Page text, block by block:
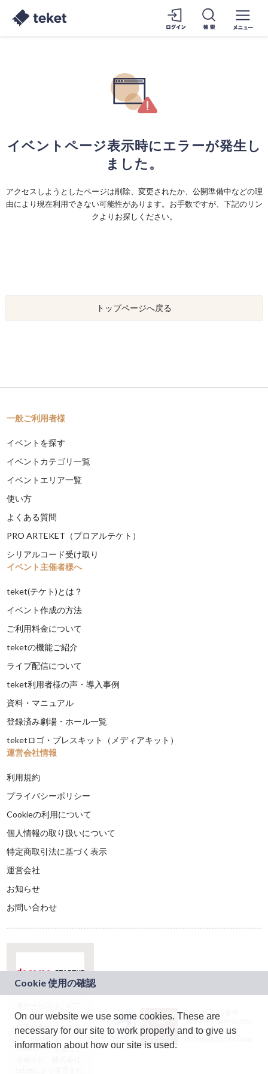
イベントページ表示時にエラーが発生し
ました。
アクセスしようとしたページは削除、変更されたか、公開準備中などの理
由により現在利用できない可能性があります。お手数ですが、下記のリン
クよりお探しください。
トップページへ戻る
一般ご利用者様
イベントを探す
イベントカテゴリ一覧
イベントエリア一覧
使い方
よくある質問
PRO ARTEKET（プロアルテケト）
シリアルコード受け取り
イベント主催者様へ
teket(テケト)とは？
イベント作成の方法
ご利用料金について
teketの機能ご紹介
ライブ配信について
teket利用者様の声・導入事例
資料・マニュアル
登録済み劇場・ホール一覧
teketロゴ・プレスキット（メディアキット）
運営会社情報
利用規約
プライバシーポリシー
Cookieの利用について
個人情報の取り扱いについて
特定商取引法に基づく表示
運営会社
お知らせ
お問い合わせ
ドコモグループの新
規事業創出プログラ
ム「docomo
STARTUP」を通じて
JASRAC許諾番号：
9024936001Y45037
JASRAC許諾番号：
On our website we use some cookies. These are
necessary for our site to work properly and to give us
information about how our site is used.